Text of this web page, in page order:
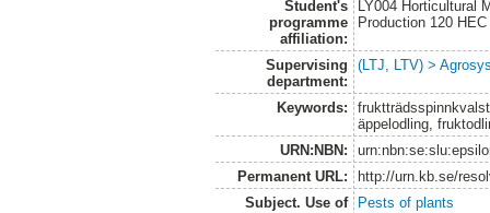
Student's
programme
affiliation:
LY004 Horticultural
Production 120 HEC
Supervising
department:
(LTJ, LTV) >
Keywords:
äppelodling,
URN:NBN:
Permanent URL:
http://urn.kb.se/
Subject. Use of
Pests of plants